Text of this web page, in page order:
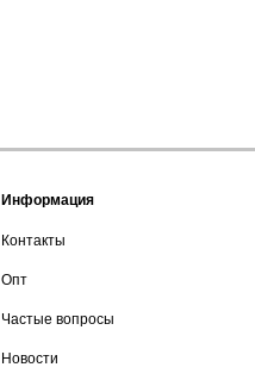
Информация
Контакты
Опт
Частые вопросы
Новости